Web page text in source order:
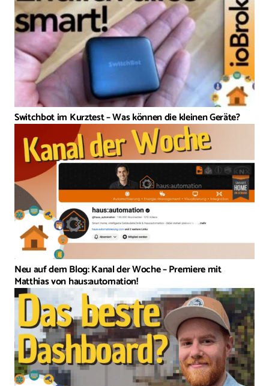
Switchbot im Kurztest – Was können die kleinen Geräte?
Neu auf dem Blog: Kanal der Woche – Premiere mit
Matthias von haus:automation!